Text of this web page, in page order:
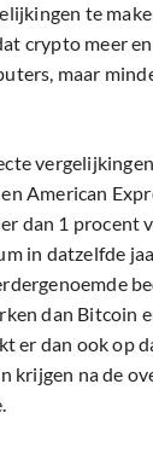
te
crypto meer
maar
American
dan 1 procent
in datzelfde
dan Bitcoin
er dan ook op
krijgen na de